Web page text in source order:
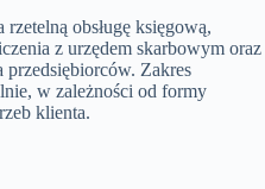
obsługę księgową,
z urzędem skarbowym oraz
przedsiębiorców. Zakres
w zależności od formy
klienta.